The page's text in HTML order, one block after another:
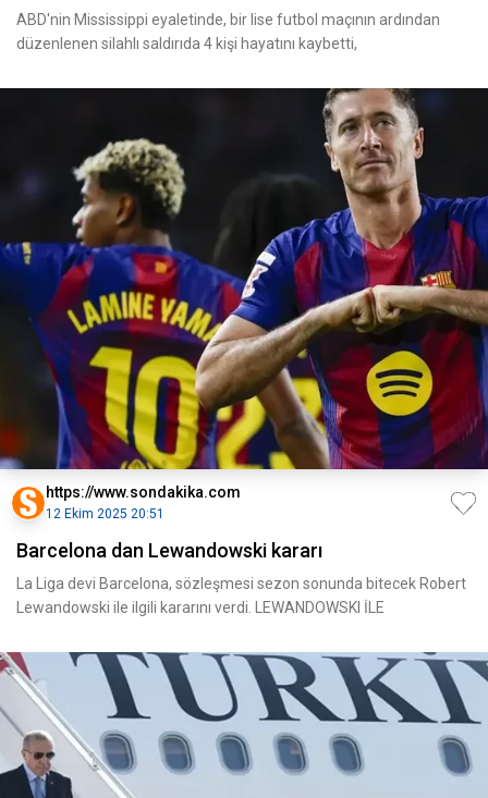
ABD'nin Mississippi eyaletinde, bir lise futbol maçının ardından
düzenlenen silahlı saldırıda 4 kişi hayatını kaybetti,
https://www.sondakika.com
12 Ekim 2025 20:51
Barcelona dan Lewandowski kararı
La Liga devi Barcelona, sözleşmesi sezon sonunda bitecek Robert
Lewandowski ile ilgili kararını verdi. LEWANDOWSKI İLE